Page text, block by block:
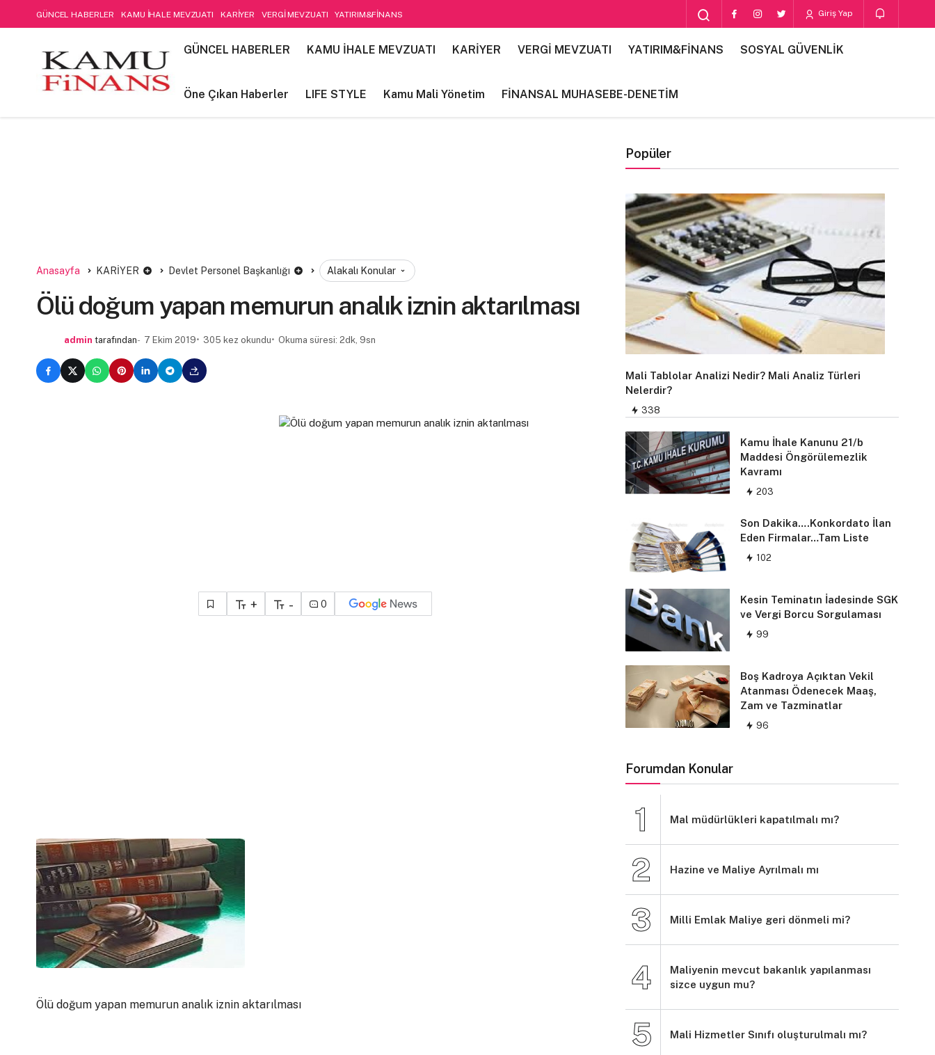
GÜNCEL HABERLER KAMU İHALE MEVZUATI KARİYER VERGİ MEVZUATI YATIRIM&FİNANS
Öne Çıkan Haberler LIFE STYLE Kamu Mali Yönetim
FİNANSAL MUHASEBE-DENETİM
Giriş Yap
GÜNCEL HABERLER KAMU İHALE MEVZUATI KARİYER VERGİ MEVZUATI YATIRIM&FİNANS SOSYAL GÜVENLİK
Öne Çıkan Haberler LIFE STYLE Kamu Mali Yönetim FİNANSAL MUHASEBE-DENETİM
Anasayfa KARİYER Devlet Personel Başkanlığı Alakalı Konular
Ölü doğum yapan memurun analık iznin aktarılması
admin tarafından 7 Ekim 2019 305 kez okundu Okuma süresi: 2dk, 9sn
+ - 0
Ölü doğum yapan memurun analık iznin aktarılması
Popüler
Mali Tablolar Analizi Nedir? Mali Analiz Türleri
Nelerdir?
338
Kamu İhale Kanunu 21/b
Maddesi Öngörülemezlik
Kavramı
203
Son Dakika….Konkordato İlan
Eden Firmalar…Tam Liste
102
Kesin Teminatın İadesinde SGK
ve Vergi Borcu Sorgulaması
99
Boş Kadroya Açıktan Vekil
Atanması Ödenecek Maaş,
Zam ve Tazminatlar
96
Forumdan Konular
Mal müdürlükleri kapatılmalı mı?
Hazine ve Maliye Ayrılmalı mı
Milli Emlak Maliye geri dönmeli mi?
Maliyenin mevcut bakanlık yapılanması
sizce uygun mu?
Mali Hizmetler Sınıfı oluşturulmalı mı?